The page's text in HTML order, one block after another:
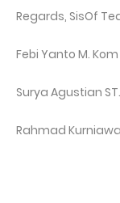
Regards, SisOf
Febi Yanto M. Kom
Surya Agustian
Rahmad